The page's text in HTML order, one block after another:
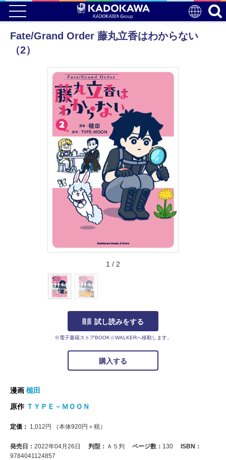
Fate/Grand Order 藤丸立香はわからない
（2）
1 / 2
試し読みをする
※電子書籍ストアBOOK☆WALKERへ移動します。
購入する
漫画 槌田
原作 ＴＹＰＥ－ＭＯＯＮ
定価： 1,012 円 （本体920円＋税）
発売日： 2022年04月26日 判型： Ａ５判 ページ数： 130
ISBN：
9784041124857